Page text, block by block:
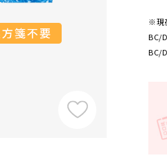
※現
BC/
BC/